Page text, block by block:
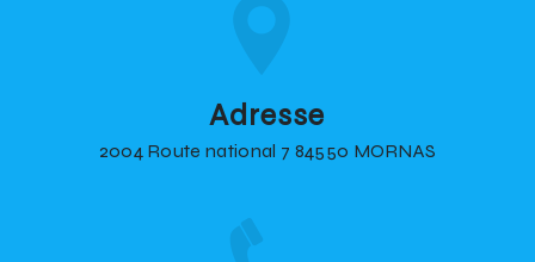
Adresse
2004 Route national 7 84550 MORNAS